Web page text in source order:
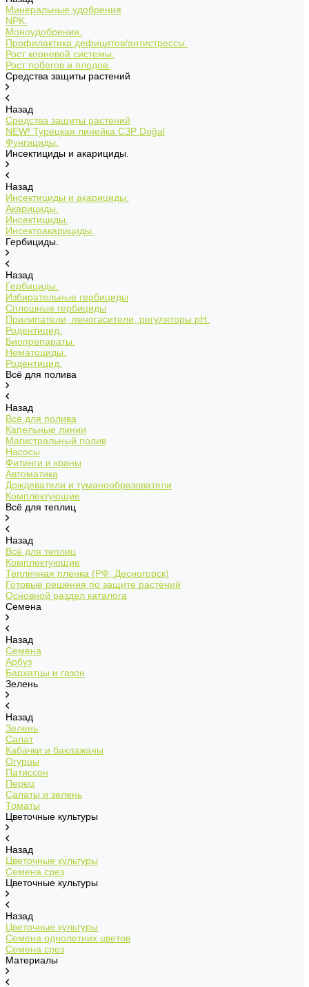
Минеральные удобрения
NPK.
Моноудобрения.
Профилактика дефицитов/антистрессы.
Рост корневой системы.
Рост побегов и плодов.
Средства защиты растений
Назад
Средства защиты растений
NEW! Турецкая линейка СЗР Doğal
Фунгициды.
Инсектициды и акарициды.
Назад
Инсектициды и акарициды.
Акарициды.
Инсектициды.
Инсектоакарициды.
Гербициды.
Назад
Гербициды.
Избирательные гербициды
Сплошные гербициды
Прилипатели, пеногасители, регуляторы pH.
Родентицид.
Биопрепараты.
Нематоциды.
Родентицид.
Всё для полива
Назад
Всё для полива
Капельные линии
Магистральный полив
Насосы
Фитинги и краны
Автоматика
Дождеватели и туманообразователи
Комплектующие
Всё для теплиц
Назад
Всё для теплиц
Комплектующие
Тепличная пленка (РФ, Десногорск)
Готовые решения по защите растений
Основной раздел каталога
Семена
Назад
Семена
Арбуз
Бархатцы и газон
Зелень
Назад
Зелень
Салат
Кабачки и баклажаны
Огурцы
Патиссон
Перец
Салаты и зелень
Томаты
Цветочные культуры
Назад
Цветочные культуры
Семена срез
Цветочные культуры
Назад
Цветочные культуры
Семена однолетних цветов
Семена срез
Материалы